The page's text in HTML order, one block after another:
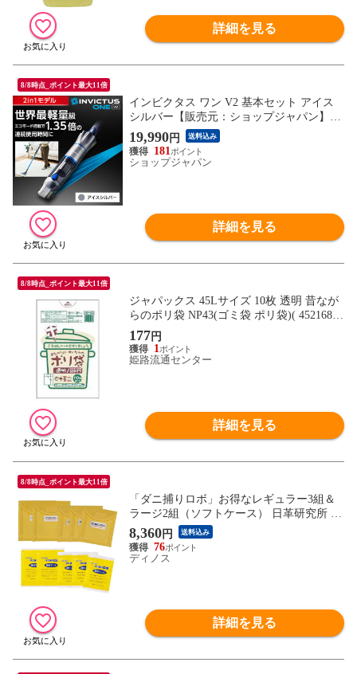
詳細を見る
8/8時点_ポイント最大11倍
インビクタス ワン V2 基本セット アイス
シルバー【販売元：ショップジャパン】IN
V200
19,990円 送料込み
181
ショップジャパン
詳細を見る
8/8時点_ポイント最大11倍
ジャパックス 45Lサイズ 10枚 透明 昔なが
らのポリ袋 NP43(ゴミ袋 ポリ袋)( 45216847
50433 )
177円
1
姫路流通センター
詳細を見る
8/8時点_ポイント最大11倍
「ダニ捕りロボ」お得なレギュラー3組＆
ラージ2組（ソフトケース） 日革研究所 送
料無料 LY3317
8,360円 送料込み
76
ディノス
詳細を見る